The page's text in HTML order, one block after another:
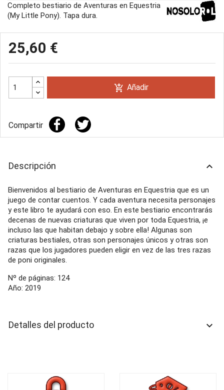
Completo bestiario de Aventuras en Equestria
(My Little Pony). Tapa dura.
25,60 €
add_shopping_cart Añadir
Compartir
Descripción keyboard_arrow_up
Bienvenidos al bestiario de Aventuras en Equestria que es un
juego de contar cuentos. Y cada aventura necesita personajes
y este libro te ayudará con eso. En este bestiario encontrarás
decenas de nuevas criaturas que viven por toda Equestria, ¡e
incluso las que habitan debajo y sobre ella! Algunas son
criaturas bestiales, otras son personajes únicos y otras son
razas que los jugadores pueden eligir en vez de las tres razas
de poni originales.
Nº de páginas: 124
Año: 2019
Detalles del producto keyboard_arrow_down